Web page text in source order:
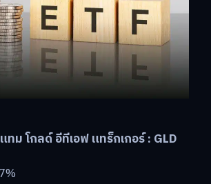
ทม โกลด์ อีทีเอฟ แทร็กเกอร์ : GLD